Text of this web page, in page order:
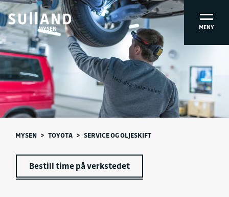
MYSEN MENY
MYSEN > TOYOTA > SERVICE OG OLJESKIFT
Bestill time på verkstedet